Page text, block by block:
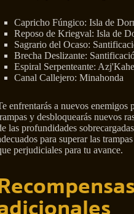
Capricho Fúngico: Isla de
Reposo de Kriegval: Isla de
Sagrario del Ocaso:
Brecha Deslizante:
Espiral Serpenteante:
Canal Callejero: Minahonda
enfrentarás a nuevos enemigos
y desbloquearás nuevos
las profundidades
para superar las
perjudiciales para tu avance.